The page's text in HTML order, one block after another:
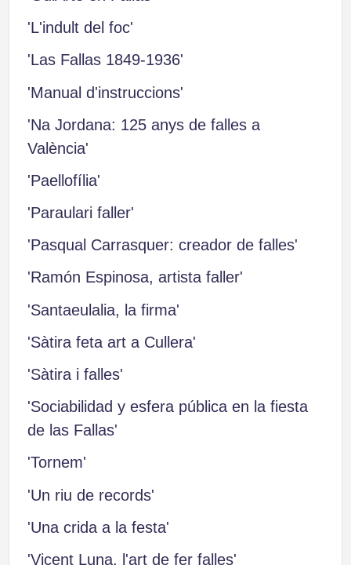
'L'indult del foc'
'Las Fallas 1849-1936'
'Manual d'instruccions'
'Na Jordana: 125 anys de falles a
València'
'Paellofília'
'Paraulari faller'
'Pasqual Carrasquer: creador de falles'
'Ramón Espinosa, artista faller'
'Santaeulalia, la firma'
'Sàtira feta art a Cullera'
'Sàtira i falles'
'Sociabilidad y esfera pública en la fiesta
de las Fallas'
'Tornem'
'Un riu de records'
'Una crida a la festa'
'Vicent Luna, l'art de fer falles'